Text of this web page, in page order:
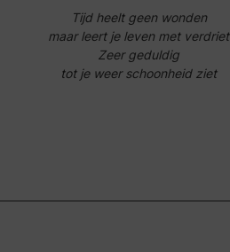
Tijd heelt geen wonden
maar leert je leven met verdriet
Zeer geduldig
tot je weer schoonheid ziet